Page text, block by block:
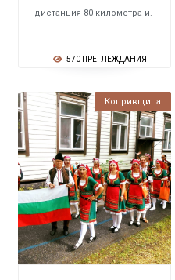
дистанция 80 километра и.
570 ПРЕГЛЕЖДАНИЯ
Копривщица